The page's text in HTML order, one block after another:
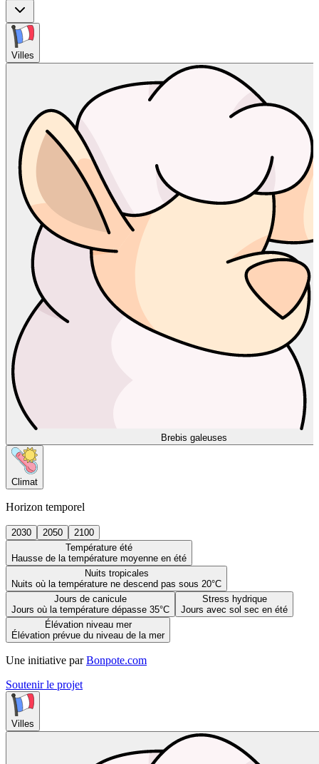
Villes
Brebis galeuses
Climat
Horizon temporel
2030 2050
2100
Température été
Hausse de la température moyenne en été
Nuits tropicales
Nuits où la température ne descend pas sous 20°C
Jours de canicule
Jours où la température dépasse 35°C
Stress hydrique
Jours avec sol sec en été
Élévation niveau mer
Élévation prévue du niveau de la mer
Une initiative par Bonpote.com
Soutenir le projet
Villes